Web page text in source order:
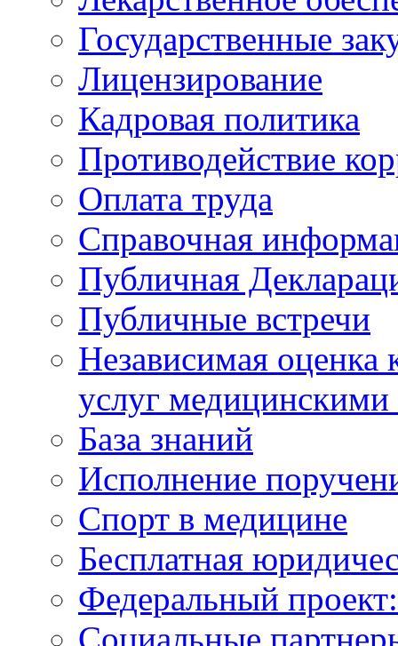
Государственные
Лицензирование
Кадровая политика
Противодействие
Оплата труда
Справочная
Публичная
Публичные встречи
Независимая оценка
услуг
База знаний
Исполнение
Спорт в медицине
Бесплатная
Федеральный
Социальные